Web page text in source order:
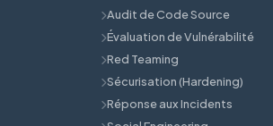
Audit de Code Source
Évaluation de Vulnérabilité
Red Teaming
Sécurisation (Hardening)
Réponse aux Incidents